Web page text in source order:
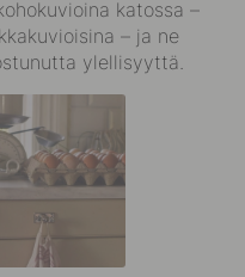
katossa –
– ja ne
ylellisyyttä.